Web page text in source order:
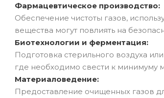
Фармацевтическое производство:
Обеспечение чистоты газов,
вещества могут повлиять на
Биотехнологии и ферментация:
Подготовка стерильного воздуха
где необходимо свести к минимуму
Материаловедение:
Предоставление очищенных газов